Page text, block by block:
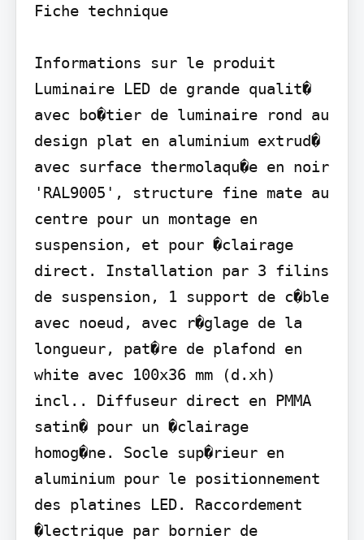
Fiche technique
Informations sur le produit
Luminaire LED de grande qualit�
avec bo�tier de luminaire rond au
design plat en aluminium extrud�
avec surface thermolaqu�e en noir
'RAL9005', structure fine mate au
centre pour un montage en
suspension, et pour �clairage
direct. Installation par 3 filins
de suspension, 1 support de c�ble
avec noeud, avec r�glage de la
longueur, pat�re de plafond en
white avec 100x36 mm (d.xh)
incl.. Diffuseur direct en PMMA
satin� pour un �clairage
homog�ne. Socle sup�rieur en
aluminium pour le positionnement
des platines LED. Raccordement
�lectrique par bornier de